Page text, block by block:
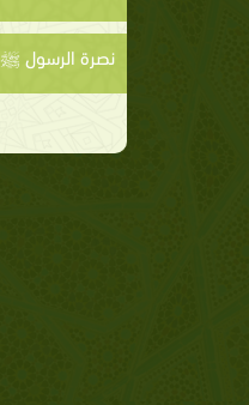
نصرة الرسول ﷺ